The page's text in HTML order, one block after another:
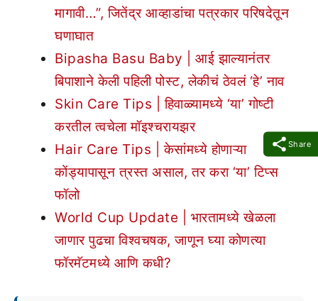
Share
मागावी…”, जितेंद्र आव्हाडांचा पत्रकार परिषदेतून
घणाघात
Bipasha Basu Baby | आई झाल्यानंतर
बिपाशाने केली पहिली पोस्ट, लेकीचं ठेवलं ‘हे’ नाव
Skin Care Tips | हिवाळ्यामध्ये ‘या’ गोष्टी
करतील त्वचेला मॉइश्चरायझर
Hair Care Tips | केसांमध्ये होणाऱ्या
कोंड्यापासून त्रस्त असाल, तर करा ‘या’ टिप्स
फॉलो
World Cup Update | भारतामध्ये खेळला
जाणार पुढचा विश्वचषक, जाणून घ्या कोणत्या
फॉरमॅटमध्ये आणि कधी?